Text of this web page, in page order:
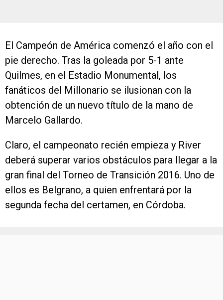
El Campeón de América comenzó el año con el
pie derecho. Tras la goleada por 5-1 ante
Quilmes, en el Estadio Monumental, los
fanáticos del Millonario se ilusionan con la
obtención de un nuevo título de la mano de
Marcelo Gallardo.
Claro, el campeonato recién empieza y River
deberá superar varios obstáculos para llegar a la
gran final del Torneo de Transición 2016. Uno de
ellos es Belgrano, a quien enfrentará por la
segunda fecha del certamen, en Córdoba.